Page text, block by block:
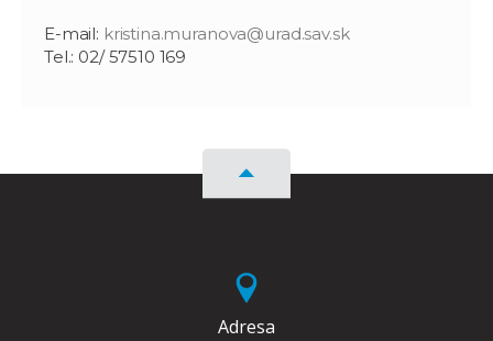
E-mail: kristina.muranova@urad.sav.sk
Tel.: 02/ 57510 169
Adresa